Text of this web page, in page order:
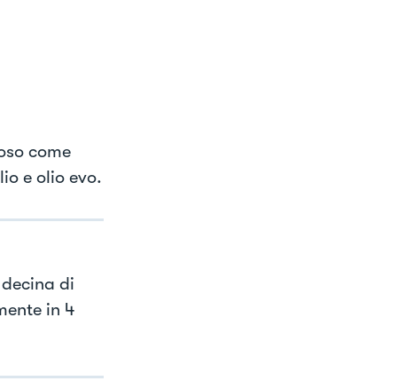
come
e olio evo.
di
in 4